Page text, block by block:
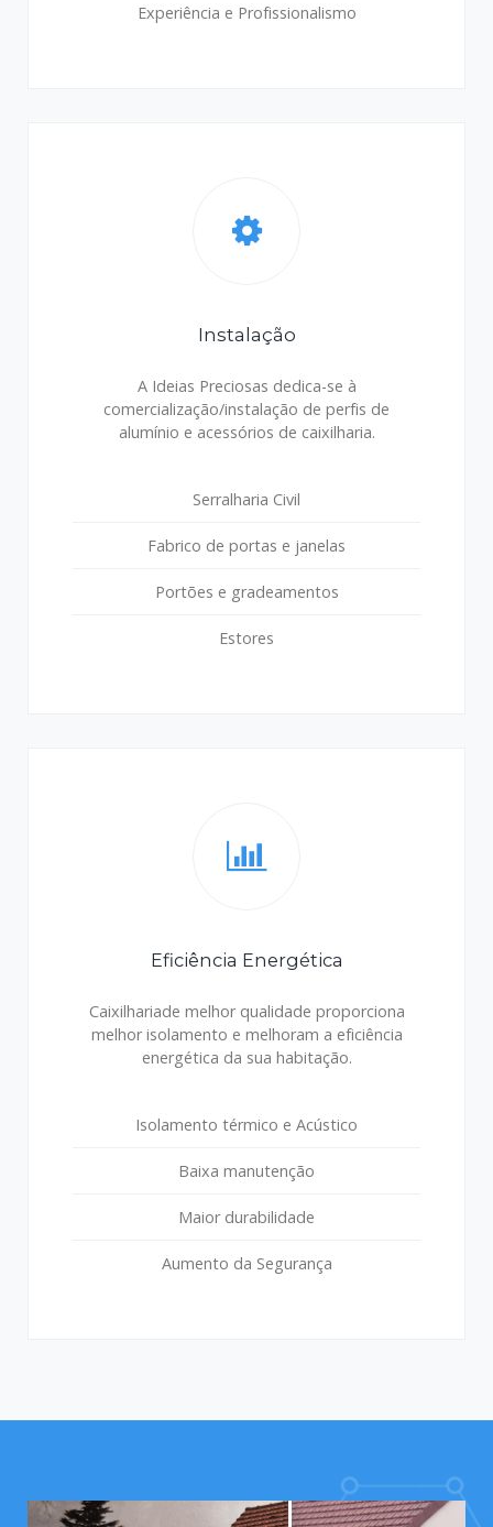
Experiência e Profissionalismo
Instalação
A Ideias Preciosas dedica-se à
comercialização/instalação de perfis de
alumínio e acessórios de caixilharia.
Serralharia Civil
Fabrico de portas e janelas
Portões e gradeamentos
Estores
Eficiência Energética
Caixilhariade melhor qualidade proporciona
melhor isolamento e melhoram a eficiência
energética da sua habitação.
Isolamento térmico e Acústico
Baixa manutenção
Maior durabilidade
Aumento da Segurança